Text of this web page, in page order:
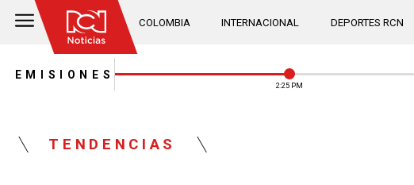
COLOMBIA INTERNACIONAL DEPORTES RCN
EMISIONES
2:25 PM
TENDENCIAS